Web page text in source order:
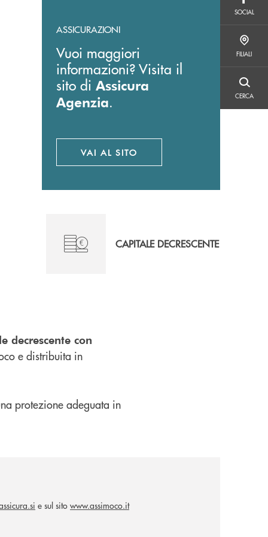
SOCIAL
FILIALI
CERCA
ASSICURAZIONI
Vuoi maggiori
informazioni? Visita il
sito di Assicura
Agenzia.
VAI AL SITOAPRE UNA NUOVA FINESTRA
CAPITALE DECRESCENTE
decrescente con
e distribuita in
protezione adeguata in
e sul sito www.assimoco.it